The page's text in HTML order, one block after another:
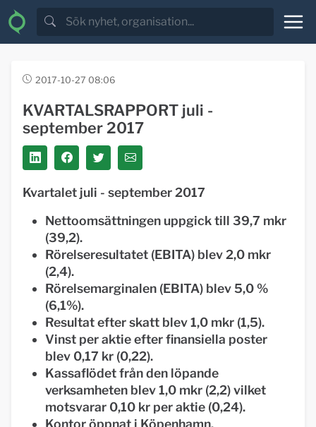
2017-10-27 08:06
KVARTALSRAPPORT juli -
september 2017
Kvartalet juli - september 2017
Nettoomsättningen uppgick till 39,7 mkr
(39,2).
Rörelseresultatet (EBITA) blev 2,0 mkr
(2,4).
Rörelsemarginalen (EBITA) blev 5,0 %
(6,1%).
Resultat efter skatt blev 1,0 mkr (1,5).
Vinst per aktie efter finansiella poster
blev 0,17 kr (0,22).
Kassaflödet från den löpande
verksamheten blev 1,0 mkr (2,2) vilket
motsvarar 0,10 kr per aktie (0,24).
Kontor öppnat i Köpenhamn.